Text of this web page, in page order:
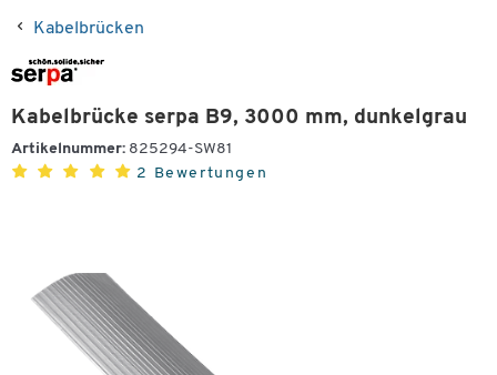
Kabelbrücken
Kabelbrücke serpa B9, 3000 mm, dunkelgrau
Artikelnummer: 825294-SW81
2 Bewertungen